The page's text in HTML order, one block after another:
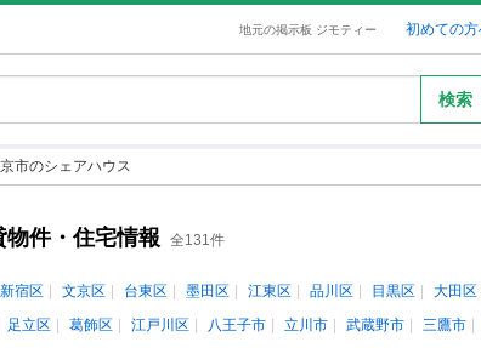
地元の掲示板 ジモティー 初めての
検索
市のシェアハウス
件・住宅情報 全131件
新宿区 文京区 台東区 墨田区 江東区 品川区 目黒区 大田区
足立区 葛飾区 江戸川区 八王子市 立川市 武蔵野市 三鷹市